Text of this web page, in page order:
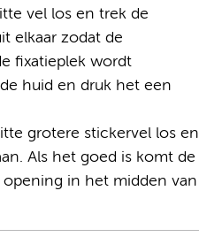
vel los en trek de
elkaar zodat de
fixatieplek wordt
huid en druk het een
grotere stickervel los en
Als het goed is komt de
in het midden van